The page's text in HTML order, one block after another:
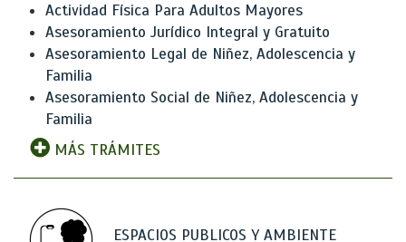
Actividad Física Para Adultos Mayores
Asesoramiento Jurídico Integral y Gratuito
Asesoramiento Legal de Niñez, Adolescencia y
Familia
Asesoramiento Social de Niñez, Adolescencia y
Familia
MÁS TRÁMITES
ESPACIOS PUBLICOS Y AMBIENTE